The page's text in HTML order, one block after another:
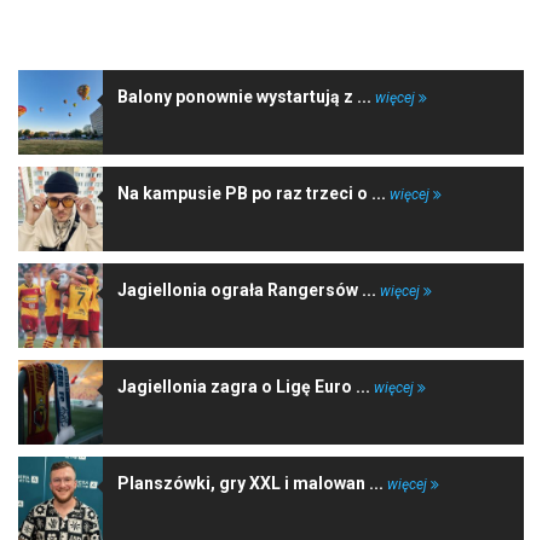
Balony ponownie wystartują z ... więcej
Na kampusie PB po raz trzeci o ... więcej
Jagiellonia ograła Rangersów ... więcej
Jagiellonia zagra o Ligę Euro ... więcej
Planszówki, gry XXL i malowan ... więcej